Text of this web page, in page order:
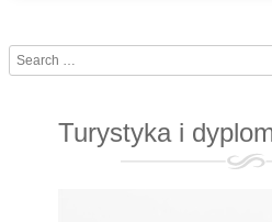
Search
Turystyka i